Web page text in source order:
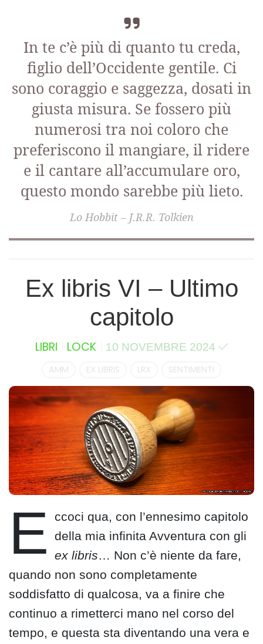
In te c’è più di quanto tu creda,
figlio dell’Occidente gentile. Ci
sono coraggio e saggezza, dosati in
giusta misura. Se fossero più
numerosi tra noi coloro che
preferiscono il mangiare, il ridere
e il cantare all’accumulare oro,
questo mondo sarebbe più lieto.
Lo Hobbit – J.R.R. Tolkien
Ex libris VI – Ultimo
capitolo
LIBRI LOCK 10 NOVEMBRE 2024
AMM EX LIBRIS LRX SENTIMENTI
E
ccoci qua, con l’ennesimo capitolo
della mia infinita Avventura con gli
ex libris… Non c’è niente da fare,
quando non sono completamente
soddisfatto di qualcosa, va a finire che
continuo a rimetterci mano nel corso del
tempo, e questa sta diventando una vera e